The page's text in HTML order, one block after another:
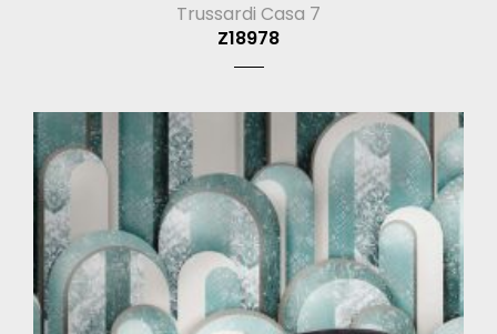
Trussardi Casa 7
Z18978